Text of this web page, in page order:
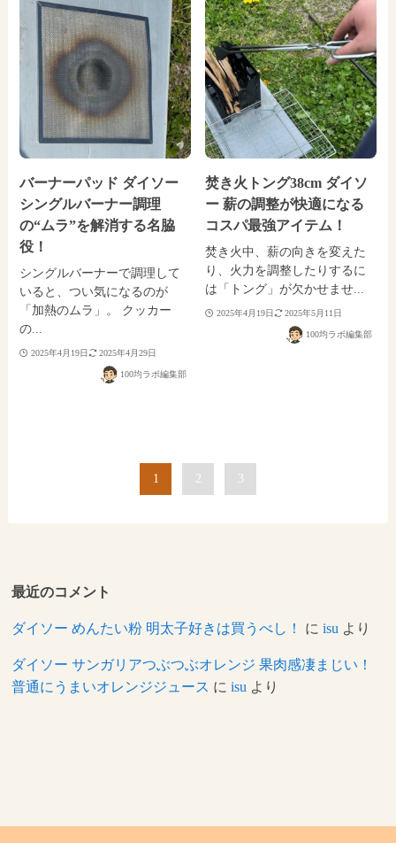
バーナーパッド ダイソー
シングルバーナー調理
の“ムラ”を解消する名脇
役！
シングルバーナーで調理して
いると、つい気になるのが
「加熱のムラ」。 クッカー
の...
2025年4月19日 2025年4月29日
100均ラボ編集部
焚き火トング38cm ダイソ
ー 薪の調整が快適になる
コスパ最強アイテム！
焚き火中、薪の向きを変えた
り、火力を調整したりするに
は「トング」が欠かせませ...
2025年4月19日 2025年5月11日
100均ラボ編集部
1 2 3
最近のコメント
ダイソー めんたい粉 明太子好きは買うべし！ にisu より
ダイソー サンガリアつぶつぶオレンジ 果肉感凄まじい！
普通にうまいオレンジジュース にisu より